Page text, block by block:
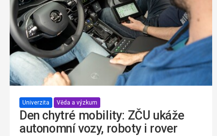
Univerzita Věda a výzkum
Den chytré mobility: ZČU ukáže
autonomní vozy, roboty i rover